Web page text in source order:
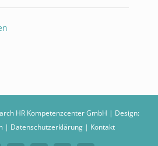
HR Kompetenzcenter GmbH | Design:
| Datenschutzerklärung | Kontakt